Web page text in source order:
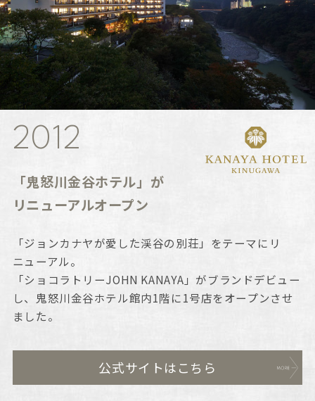
2012
「鬼怒川金谷ホテル」が
リニューアルオープン
「ジョンカナヤが愛した渓谷の別荘」をテーマにリ
ニューアル。
「ショコラトリーJOHN KANAYA」がブランドデビュー
し、鬼怒川金谷ホテル館内1階に1号店をオープンさせ
ました。
公式サイトはこちら